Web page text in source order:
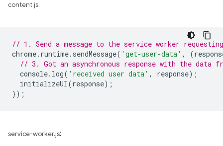
content.js:
// 1. Send a message to the service worker
chrome. runtime. sendMessage( 'get-user-data' , (
// 3. Got an asynchronous response with the data
console. log( 'received user data' , response);
initializeUI(response);
});
service-worker.js: